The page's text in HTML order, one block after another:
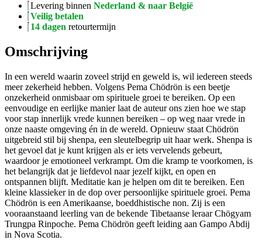
Levering binnen Nederland & naar België
Veilig betalen
14 dagen retourtermijn
Omschrijving
In een wereld waarin zoveel strijd en geweld is, wil iedereen steeds
meer zekerheid hebben. Volgens Pema Chödrön is een beetje
onzekerheid onmisbaar om spirituele groei te bereiken. Op een
eenvoudige en eerlijke manier laat de auteur ons zien hoe we stap
voor stap innerlijk vrede kunnen bereiken – op weg naar vrede in
onze naaste omgeving én in de wereld. Opnieuw staat Chödrön
uitgebreid stil bij shenpa, een sleutelbegrip uit haar werk. Shenpa is
het gevoel dat je kunt krijgen als er iets vervelends gebeurt,
waardoor je emotioneel verkrampt. Om die kramp te voorkomen, is
het belangrijk dat je liefdevol naar jezelf kijkt, en open en
ontspannen blijft. Meditatie kan je helpen om dit te bereiken. Een
kleine klassieker in de dop over persoonlijke spirituele groei. Pema
Chödrön is een Amerikaanse, boeddhistische non. Zij is een
vooraanstaand leerling van de bekende Tibetaanse leraar Chögyam
Trungpa Rinpoche. Pema Chödrön geeft leiding aan Gampo Abdij
in Nova Scotia.